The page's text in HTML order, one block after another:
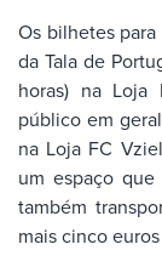
Os bilhetes
da Tala de
horas) na Loja
público em
na Loja FC
um espaço
também
mais cinco